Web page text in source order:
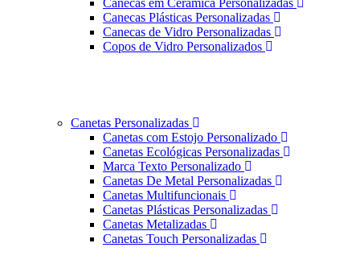
Canecas em Cerâmica Personalizadas
Canecas Plásticas Personalizadas
Canecas de Vidro Personalizadas
Copos de Vidro Personalizados
Canetas Personalizadas
Canetas com Estojo Personalizado
Canetas Ecológicas Personalizadas
Marca Texto Personalizado
Canetas De Metal Personalizadas
Canetas Multifuncionais
Canetas Plásticas Personalizadas
Canetas Metalizadas
Canetas Touch Personalizadas